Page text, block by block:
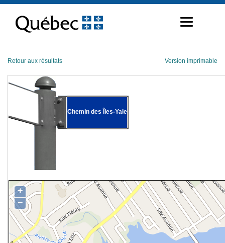
contenu
Retour aux résultats Version imprimable
Chemin des Îles-Yale
+
−